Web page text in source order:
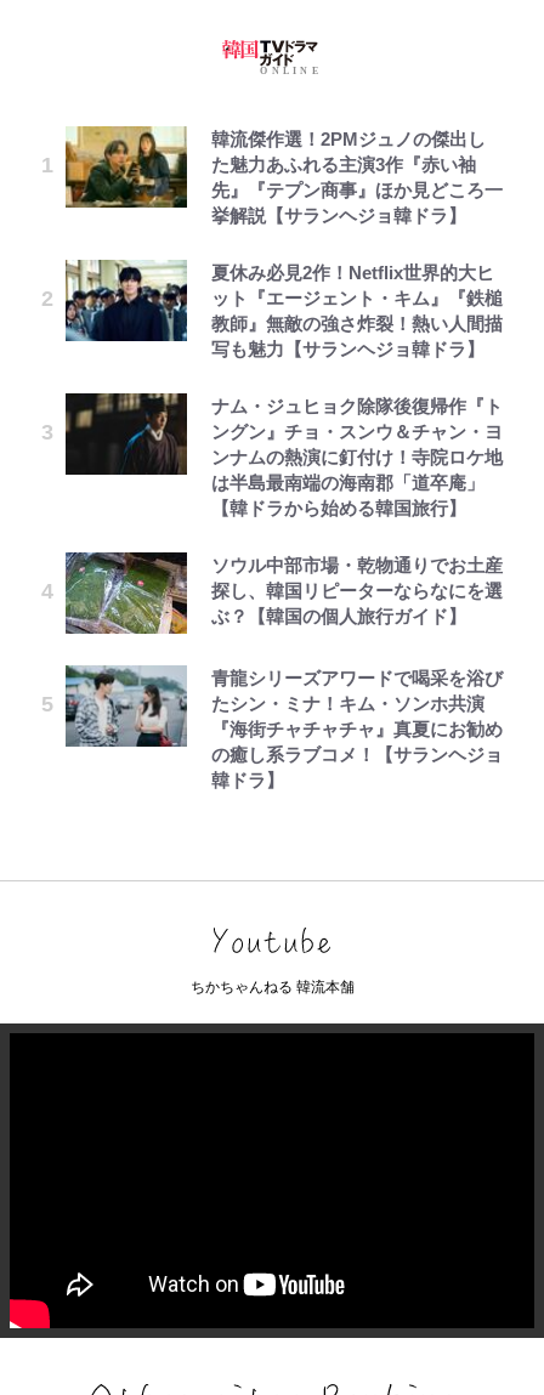
韓流傑作選！2PMジュノの傑出し
た魅力あふれる主演3作『赤い袖
先』『テプン商事』ほか見どころ一
挙解説【サランヘジョ韓ドラ】
夏休み必見2作！Netflix世界的大ヒ
ット『エージェント・キム』『鉄槌
教師』無敵の強さ炸裂！熱い人間描
写も魅力【サランヘジョ韓ドラ】
ナム・ジュヒョク除隊後復帰作『ト
ングン』チョ・スンウ＆チャン・ヨ
ンナムの熱演に釘付け！寺院ロケ地
は半島最南端の海南郡「道卒庵」
【韓ドラから始める韓国旅行】
ソウル中部市場・乾物通りでお土産
探し、韓国リピーターならなにを選
ぶ？【韓国の個人旅行ガイド】
青龍シリーズアワードで喝采を浴び
たシン・ミナ！キム・ソンホ共演
『海街チャチャチャ』真夏にお勧め
の癒し系ラブコメ！【サランヘジョ
韓ドラ】
ちかちゃんねる 韓流本舗